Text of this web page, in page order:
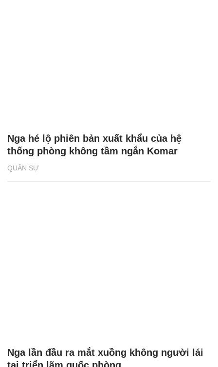
QUÂN SỰ
Nga hé lộ phiên bản xuất khẩu của hệ
thống phòng không tầm ngắn Komar
Nga lần đầu ra mắt xuồng không người lái